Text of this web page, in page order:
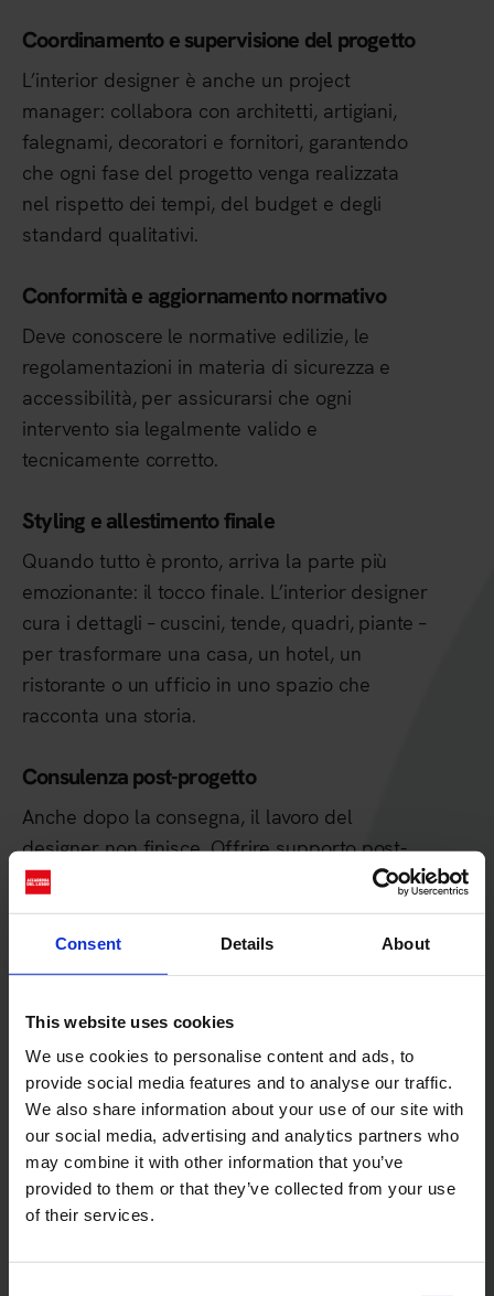
Consent Details About
This website uses cookies
We use cookies to personalise content and ads, to
provide social media features and to analyse our traffic.
We also share information about your use of our site with
our social media, advertising and analytics partners who
may combine it with other information that you’ve
provided to them or that they’ve collected from your use
of their services.
Coordinamento e supervisione del progetto
L’interior designer è anche un project
manager: collabora con architetti, artigiani,
falegnami, decoratori e fornitori, garantendo
che ogni fase del progetto venga realizzata
nel rispetto dei tempi, del budget e degli
standard qualitativi.
Conformità e aggiornamento normativo
Deve conoscere le normative edilizie, le
regolamentazioni in materia di sicurezza e
accessibilità, per assicurarsi che ogni
intervento sia legalmente valido e
tecnicamente corretto.
Styling e allestimento finale
Quando tutto è pronto, arriva la parte più
emozionante: il tocco finale. L’interior designer
cura i dettagli – cuscini, tende, quadri, piante –
per trasformare una casa, un hotel, un
ristorante o un ufficio in uno spazio che
racconta una storia.
Consulenza post-progetto
Anche dopo la consegna, il lavoro del
designer non finisce. Offrire supporto post-
progetto è un valore aggiunto che aumenta la
soddisfazione del cliente e rafforza il
rapporto professionale nel lungo termine.
Competenze necessarie
per diventare un Interior
Designer